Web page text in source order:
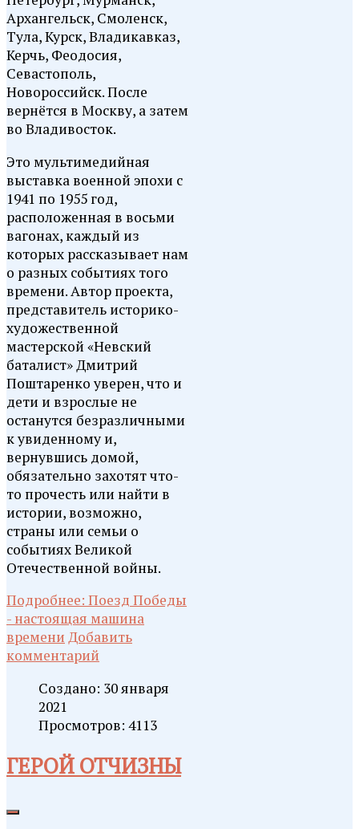
Архангельск, Смоленск,
Тула, Курск, Владикавказ,
Керчь, Феодосия,
Севастополь,
Новороссийск. После
вернётся в Москву, а затем
во Владивосток.
Это мультимедийная
выставка военной эпохи с
1941 по 1955 год,
расположенная в восьми
вагонах, каждый из
которых рассказывает нам
о разных событиях того
времени. Автор проекта,
представитель историко-
художественной
мастерской «Невский
баталист» Дмитрий
Поштаренко уверен, что и
дети и взрослые не
останутся безразличными
к увиденному и,
вернувшись домой,
обязательно захотят что-
то прочесть или найти в
истории, возможно,
страны или семьи о
событиях Великой
Отечественной войны.
Подробнее: Поезд Победы
- настоящая машина
времени Добавить
комментарий
Создано: 30 января
2021
Просмотров: 4113
ГЕРОЙ ОТЧИЗНЫ